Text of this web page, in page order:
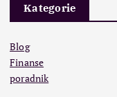
Kategorie
Blog
Finanse
poradnik